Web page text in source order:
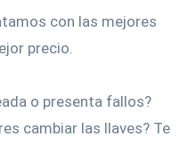
con las mejores
precio.
o presenta fallos?
cambiar las llaves? Te